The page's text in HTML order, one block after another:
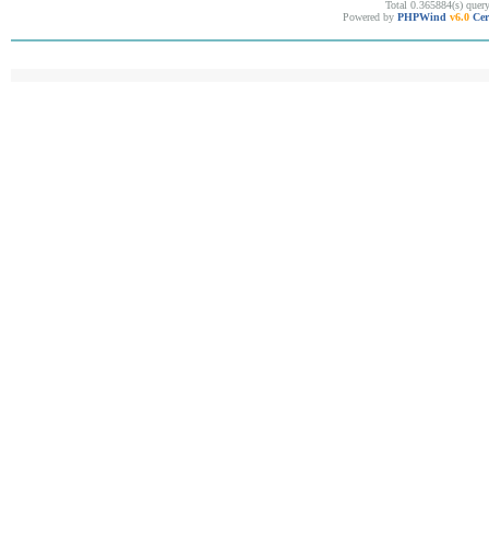
Total 0.365884(s)
Powered by PHPWind v6.0